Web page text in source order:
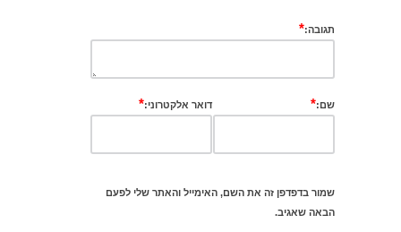
תגובה:*
שם:* דואר אלקטרוני:*
שמור בדפדפן זה את השם, האימייל והאתר שלי לפעם
הבאה שאגיב.